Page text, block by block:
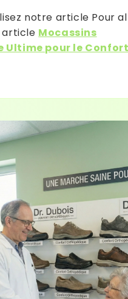
notre article Pour
article Mocassins
Ultime pour le